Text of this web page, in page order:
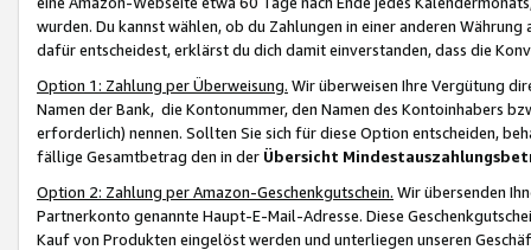
wurden. Du kannst wählen, ob du Zahlungen in einer anderen
dafür entscheidest, erklärst du dich damit einverstanden, dass die
Option 1: Zahlung per Überweisung. Wir überweisen Ihre Vergütung
Namen der Bank, die Kontonummer, den Namen des Kontoinhabers
erforderlich) nennen. Sollten Sie sich für diese Option entscheiden,
fällige Gesamtbetrag den in der Übersicht
Option 2: Zahlung per Amazon-Geschenkgutschein. Wir übersenden
Partnerkonto genannte Haupt-E-Mail-Adresse. Diese
Kauf von Produkten eingelöst werden und unterliegen unseren